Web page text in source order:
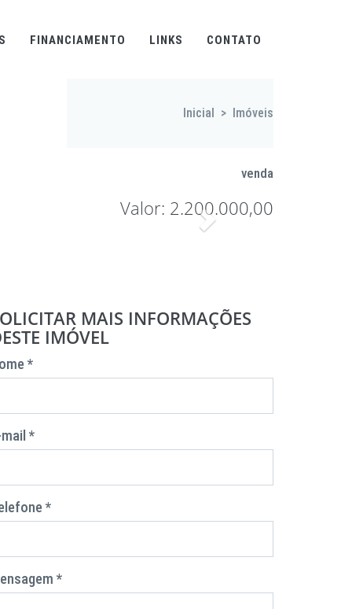
FINANCIAMENTO LINKS CONTATO
Inicial > Imóveis
venda
Valor: 2.200.000,00
Proximo
MAIS INFORMAÇÕES
IMÓVEL
*
*
*
*